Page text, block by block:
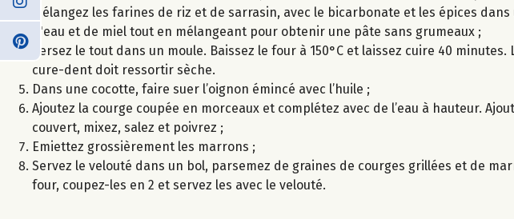
Mélangez les farines de riz et de sarrasin, avec le bicarbonate et les épices
d'eau et de miel tout en mélangeant pour obtenir une pâte sans grumeaux ;
Versez le tout dans un moule. Baissez le four à 150°C et laissez cuire 40
cure-dent doit ressortir sèche.
Dans une cocotte, faire suer l’oignon émincé avec l’huile ;
Ajoutez la courge coupée en morceaux et complétez avec de l’eau à hauteur.
couvert, mixez, salez et poivrez ;
Emiettez grossièrement les marrons ;
Servez le velouté dans un bol, parsemez de graines de courges grillées et de
four, coupez-les en 2 et servez les avec le velouté.